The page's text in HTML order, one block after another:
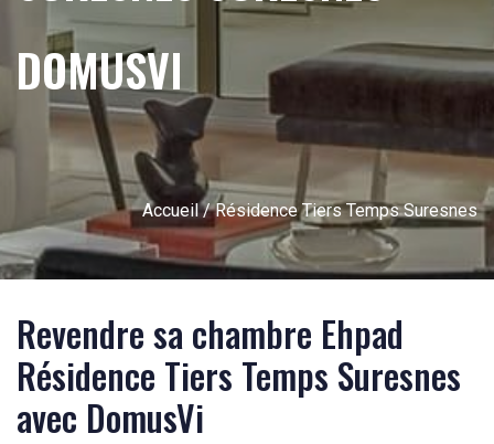
DOMUSVI
Accueil/ Résidence Tiers Temps Suresnes
Revendre sa chambre Ehpad
Résidence Tiers Temps Suresnes
avec DomusVi